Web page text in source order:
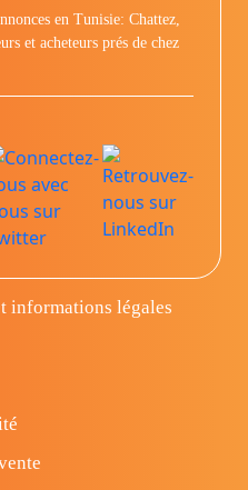
en Tunisie: Chattez,
et acheteurs prés de chez
informations légales